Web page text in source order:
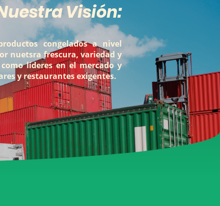
Visión:
congelados a nivel
nuetsra frescura, variedad y
líderes en el mercado y
y restaurantes exigentes.